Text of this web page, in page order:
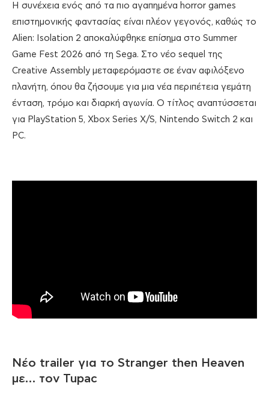
Η συνέχεια ενός από τα πιο αγαπημένα horror games
επιστημονικής φαντασίας είναι πλέον γεγονός, καθώς το
Alien: Isolation 2 αποκαλύφθηκε επίσημα στο Summer
Game Fest 2026 από τη Sega. Στο νέο sequel της
Creative Assembly μεταφερόμαστε σε έναν αφιλόξενο
πλανήτη, όπου θα ζήσουμε για μια νέα περιπέτεια γεμάτη
ένταση, τρόμο και διαρκή αγωνία. Ο τίτλος αναπτύσσεται
για PlayStation 5, Xbox Series X/S, Nintendo Switch 2 και
PC.
Νέο trailer για το Stranger then Heaven
με… τον Tupac